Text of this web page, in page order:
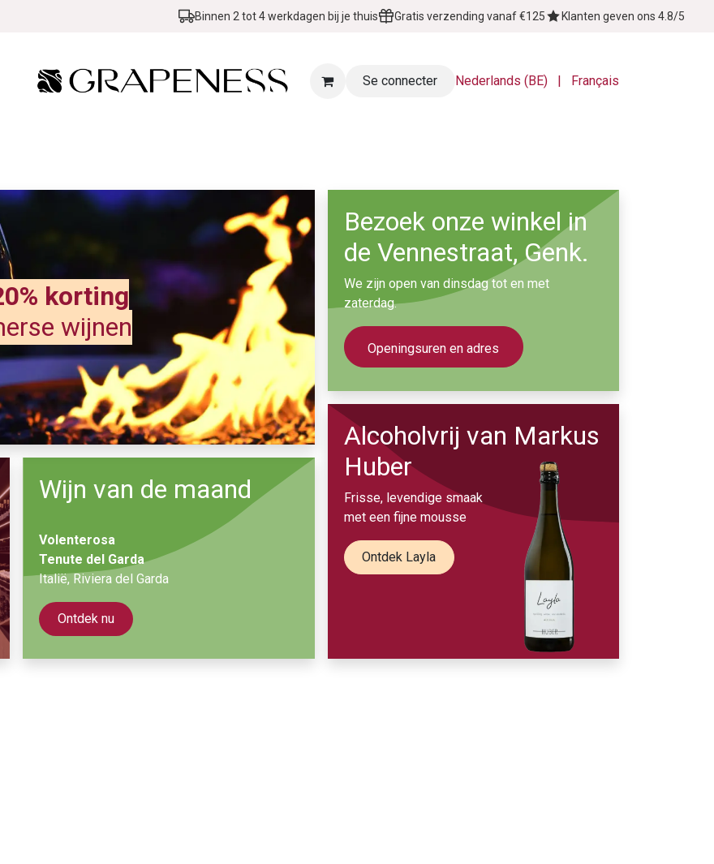
Binnen 2 tot 4 werkdagen bij je thuis Gratis verzending vanaf €125 Klanten geven ons 4.8/5
Se connecter Nederlands (BE) | Français
korting
wijnen
Bezoek onze winkel in
de Vennestraat, Genk.
We zijn open van dinsdag tot en met
zaterdag.
Openingsuren en adres
Alcoholvrij van Markus
Huber
Frisse, levendige smaak
met een fijne mousse
Ontdek Layla
Wijn van de maand
Volenterosa
Tenute del Garda
Italië, Riviera del Garda
Ontdek n​​​​u